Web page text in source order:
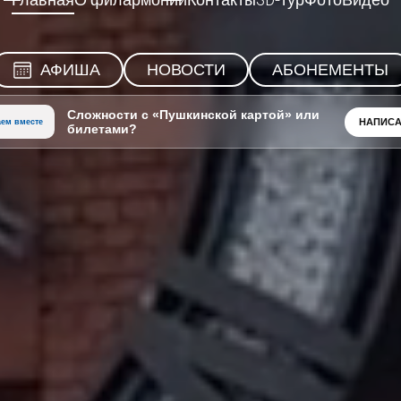
АФИША НОВОСТИ АБОНЕМЕНТЫ
вместе
Сложности с «Пушкинской картой» или
билетами?